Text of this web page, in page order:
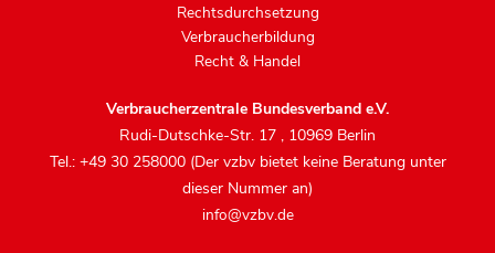
Rechtsdurchsetzung
Verbraucherbildung
Recht & Handel
Verbraucherzentrale Bundesverband e.V.
Rudi-Dutschke-Str. 17 , 10969 Berlin
Tel.: +49 30 258000 (Der vzbv bietet keine Beratung unter
dieser Nummer an)
info@vzbv.de